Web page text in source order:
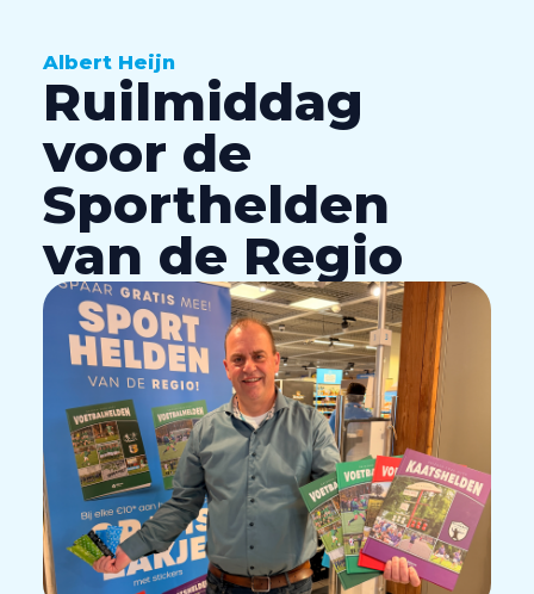
Albert Heijn
Ruilmiddag
voor de
Sporthelden
van de Regio